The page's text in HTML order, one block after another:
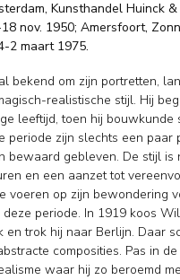
Kunsthandel Huinck &
nov. 1950; Amersfoort,
2 maart 1975.
bekend om zijn portretten,
realistische stijl. Hij
leeftijd, toen hij bouwkunde
periode zijn slechts een paar
bewaard gebleven. De stijl is
en een aanzet tot
voeren op zijn bewondering
periode. In 1919 koos
en trok hij naar Berlijn. Daar
composities. Pas in
waar hij zo beroemd